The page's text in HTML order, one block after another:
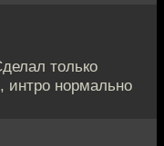
только
интро нормально